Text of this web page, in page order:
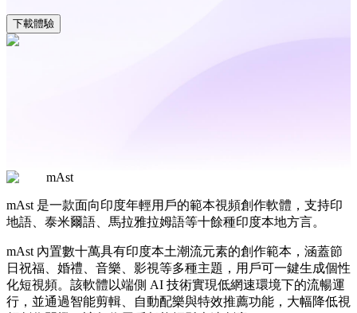
下載體驗
mAst
mAst 是一款面向印度年輕用戶的範本視頻創作軟體，支持印
地語、泰米爾語、馬拉雅拉姆語等十餘種印度本地方言。
mAst 內置數十萬具有印度本土潮流元素的創作範本，涵蓋節
日祝福、婚禮、音樂、影視等多種主題，用戶可一鍵生成個性
化短視頻。該軟體以端側 AI 技術實現低網速環境下的流暢運
行，並通過智能剪輯、自動配樂與特效推薦功能，大幅降低視